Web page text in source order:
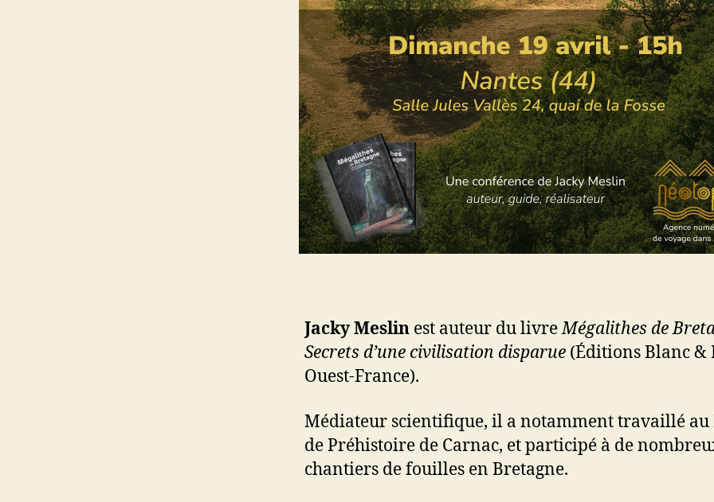
Jacky Meslin est auteur du livreMégalithes de
Secrets d’une civilisation disparue (Éditions Blanc &
Ouest-France).
Médiateur scientifique, il a notamment travaillé au
de Préhistoire de Carnac, et participé à de
chantiers de fouilles en Bretagne.